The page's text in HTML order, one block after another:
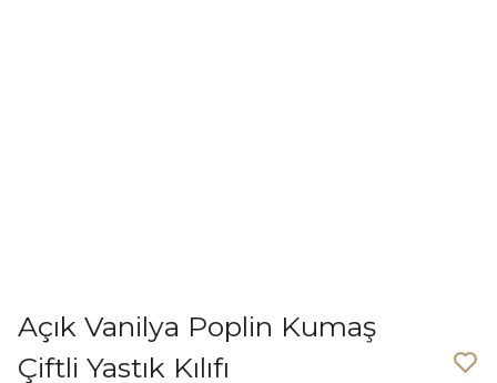
Açık Vanilya Poplin Kumaş
Çiftli Yastık Kılıfı